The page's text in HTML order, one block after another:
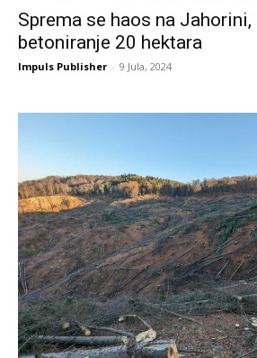
Sprema se haos na
betoniranje 20 hektara
Impuls Publisher - 9 Jula, 2024